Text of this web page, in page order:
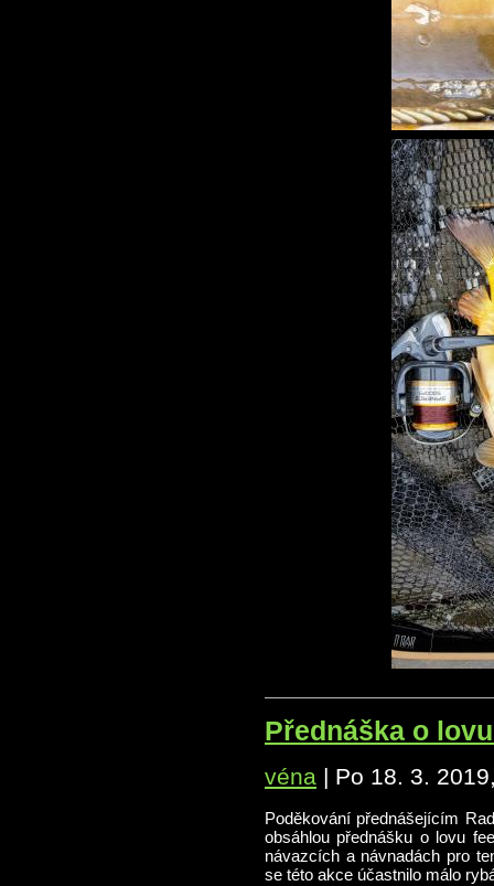
Přednáška o
véna | Po 18. 3.
Poděkování přednášejícím
obsáhlou přednášku o lovu
návazcích a návnadách pro
se této akce účastnilo málo